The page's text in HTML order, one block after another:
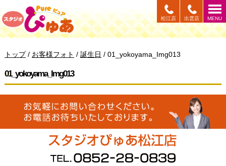
このページの本文へ
MENU
出雲店
松江店
現
の
トップ/ お客様フォト / 誕生日 / 01_yokoyama_Img013
01_yokoyama_Img013